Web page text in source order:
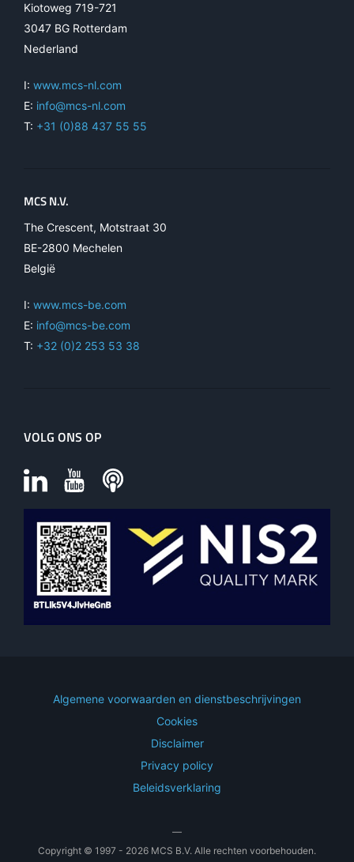
Kiotoweg 719-721
3047 BG Rotterdam
Nederland
I: www.mcs-nl.com
E: info@mcs-nl.com
T: +31 (0)88 437 55 55
MCS N.V.
The Crescent, Motstraat 30
BE-2800 Mechelen
België
I: www.mcs-be.com
E: info@mcs-be.com
T: +32 (0)2 253 53 38
VOLG ONS OP
Algemene voorwaarden en dienstbeschrijvingen
Cookies
Disclaimer
Privacy policy
Beleidsverklaring
—
Copyright © 1997 - 2026 MCS B.V. Alle rechten voorbehouden.